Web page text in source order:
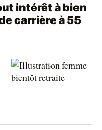
intérêt à bien
carrière à 55